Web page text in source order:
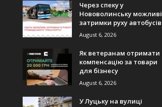
Через спеку у
Нововолинську можливі
затримки руху автобусів
August 6, 2026
Як ветеранам отримати
компенсацію за товари
для бізнесу
August 6, 2026
У Луцьку на вулиці